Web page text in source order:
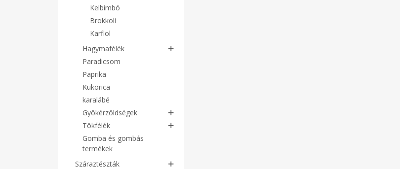
Kelbimbó
Brokkoli
Karfiol
Hagymafélék
Paradicsom
Paprika
Kukorica
karalábé
Gyökérzöldségek
Tökfélék
Gomba és gombás
termékek
Száraztészták